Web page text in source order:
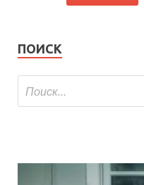
ПОИСК